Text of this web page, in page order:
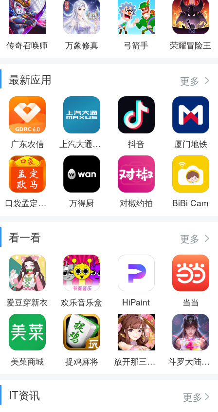
传奇召唤师 万象修真 弓箭手 荣耀冒险王
最新应用 更多
广东农信 上汽大通MAXUS 抖音 厦门地铁
口袋孟定耿马 万得厨 对椒约拍 BiBi Cam
看一看 更多
爱豆穿新衣 欢乐音乐盒 HiPaint 当当
美菜商城 捉鸡麻将 放开那三国3 斗罗大陆：魂师对决
IT资讯
更多